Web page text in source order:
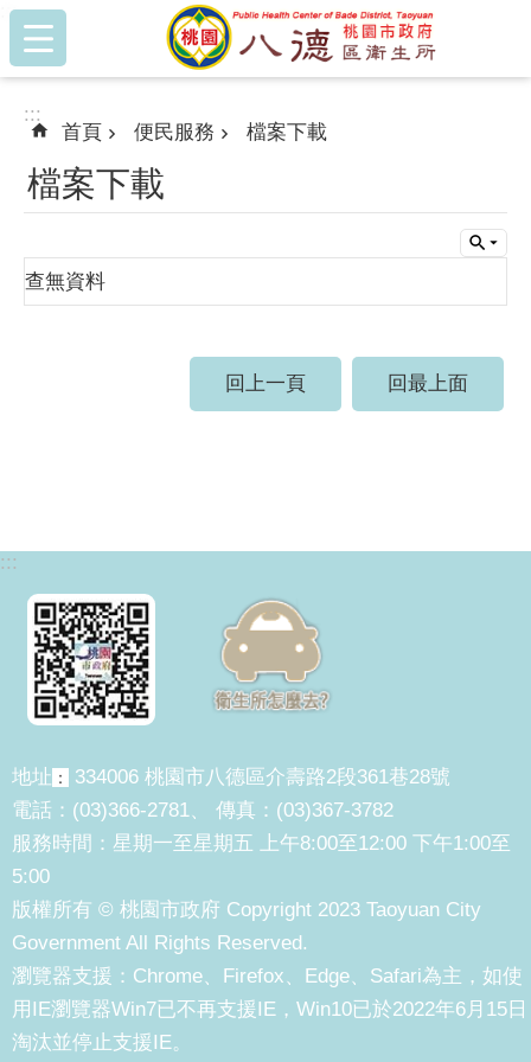
跳到主要內容區塊
:::
:::
首頁 便民服務 檔案下載
檔案下載
查無資料
回上一頁 回最上面
:::
地址 ：
334006 桃園市八德區介壽路2段361巷28號
電話：(03)366-2781、 傳真：(03)367-3782
服務時間：星期一至星期五 上午8:00至12:00 下午1:00至
5:00
版權所有 © 桃園市政府 Copyright 2023 Taoyuan City
Government All Rights Reserved.
瀏覽器支援：Chrome、Firefox、Edge、Safari為主，如使
用IE瀏覽器Win7已不再支援IE，Win10已於2022年6月15日
淘汰並停止支援IE。